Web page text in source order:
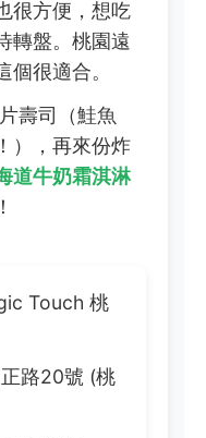
很方便，想吃
轉盤。桃園遠
很適合。
壽司（鮭魚
），再來份炸
道牛奶霜淇淋
Touch 桃
路20號 (桃